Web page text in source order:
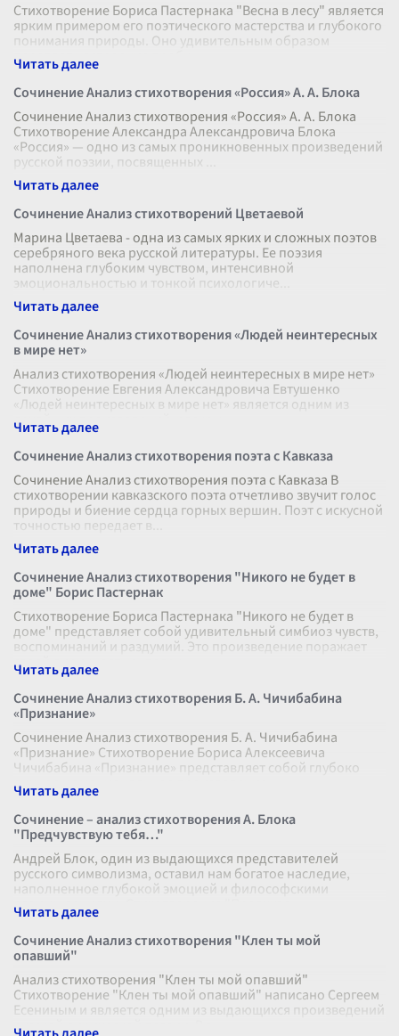
Стихотворение Бориса Пастернака "Весна в лесу" является
ярким примером его поэтического мастерства и глубокого
понимания природы. Оно удивительным образом
передает настроение пробу
Сочинение Анализ стихотворения «Россия» А. А. Блока
Сочинение Анализ стихотворения «Россия» А. А. Блока
Стихотворение Александра Александровича Блока
«Россия» — одно из самых проникновенных произведений
русской поэзии, посвященных
Сочинение Анализ стихотворений Цветаевой
Марина Цветаева - одна из самых ярких и сложных поэтов
серебряного века русской литературы. Ее поэзия
наполнена глубоким чувством, интенсивной
эмоциональностью и тонкой психологиче
Сочинение Анализ стихотворения «Людей неинтересных
в мире нет»
Анализ стихотворения «Людей неинтересных в мире нет»
Стихотворение Евгения Александровича Евтушенко
«Людей неинтересных в мире нет» является одним из
ярчайших произведений, раскры
Сочинение Анализ стихотворения поэта с Кавказа
Сочинение Анализ стихотворения поэта с Кавказа В
стихотворении кавказского поэта отчетливо звучит голос
природы и биение сердца горных вершин. Поэт с искусной
точностью передает в
Сочинение Анализ стихотворения "Никого не будет в
доме" Борис Пастернак
Стихотворение Бориса Пастернака "Никого не будет в
доме" представляет собой удивительный симбиоз чувств,
воспоминаний и раздумий. Это произведение поражает
своей лиричностью, погру
Сочинение Анализ стихотворения Б. А. Чичибабина
«Признание»
Сочинение Анализ стихотворения Б. А. Чичибабина
«Признание» Стихотворение Бориса Алексеевича
Чичибабина «Признание» представляет собой глубоко
личное и эмоциональное произведение,
Сочинение – анализ стихотворения А. Блока
"Предчувствую тебя…"
Андрей Блок, один из выдающихся представителей
русского символизма, оставил нам богатое наследие,
наполненное глубокой эмоцией и философскими
размышлениями. Стихотворение "Предчувс
Сочинение Анализ стихотворения "Клен ты мой
опавший"
Анализ стихотворения "Клен ты мой опавший"
Стихотворение "Клен ты мой опавший" написано Сергеем
Есениным и является одним из выдающихся произведений
русской лирической поэзии. В э